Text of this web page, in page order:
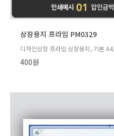
상장용지 프라임 PM0329
디자인상장 프라임 상장용지, 기본
400원